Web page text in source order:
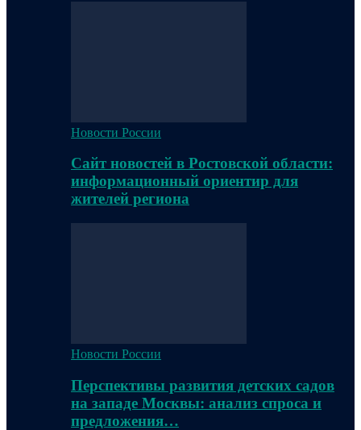
Новости России
Сайт новостей в Ростовской области:
информационный ориентир для
жителей региона
Новости России
Перспективы развития детских садов
на западе Москвы: анализ спроса и
предложения…